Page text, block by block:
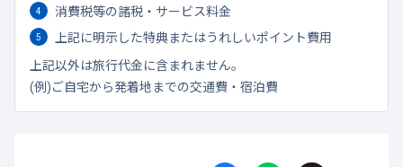
消費税等の諸税・サービス料金
上記に明示した特典またはうれしいポイント費用
上記以外は旅行代金に含まれません。
(例)ご自宅から発着地までの交通費・宿泊費